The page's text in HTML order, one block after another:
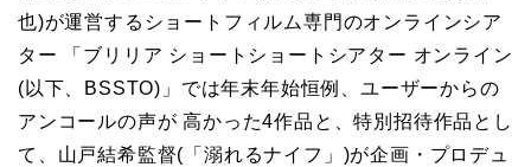
也)が運営するショートフィルム専門のオンラインシア
ター 「ブリリア ショートショートシアター オンライン
(以下、BSSTO)」では年末年始恒例、ユーザーからの
アンコールの声が 高かった4作品と、特別招待作品とし
て、山戸結希監督(「溺れるナイフ」)が企画・プロデュ